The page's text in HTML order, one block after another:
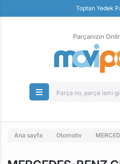
Toptan Yedek
100%
Güvenli
Ücretsiz
Parçanızın
Ana sayfa Otomotiv